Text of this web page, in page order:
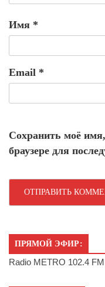
Имя *
Email *
Сохранить моё
браузере для
ПРЯМОЙ ЭФИР:
Radio METRO 102.4 FM